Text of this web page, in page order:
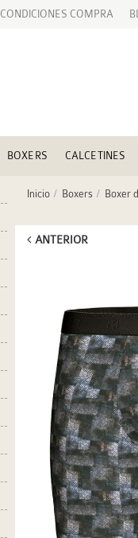
CONDICIONES COMPRA
BOXERS CALCETINES
Inicio Boxers Boxer
ANTERIOR